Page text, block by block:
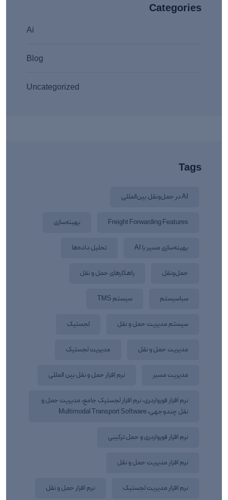
Categories
Ai
Blog
Uncategorized
Tags
AI در حمل‌ونقل بین‌المللی
Freight Forwarding Features بهینه‌سازی
بهینه‌سازی مسیر با AI تحلیل داده‌ها
حمل‌ونقل راهکارهای حمل‌ و نقل
سباسیستم سیستم TMS
سیستم مدیریت حمل و نقل لجستیک
مدیریت حمل‌ و نقل مدیریت لجستیک
مدیریت مسیر نرم افزار حمل و نقل بین المللی
نرم افزار فورواردری، نرم افزار لجستیک جامع، مدیریت حمل و
نقل چندوجهی، Multimodal Transport Software
نرم افزار فورواردری و حمل ترکیبی
نرم افزار مدیریت حمل و نقل
نرم افزار مدیریت لجستیک نرم‌ افزار حمل و نقل